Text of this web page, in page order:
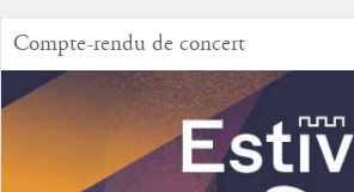
Compte-rendu de concert